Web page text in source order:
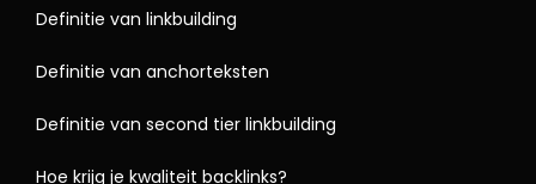
Definitie van linkbuilding
Definitie van anchorteksten
Definitie van second tier linkbuilding
Hoe krijg je kwaliteit backlinks?